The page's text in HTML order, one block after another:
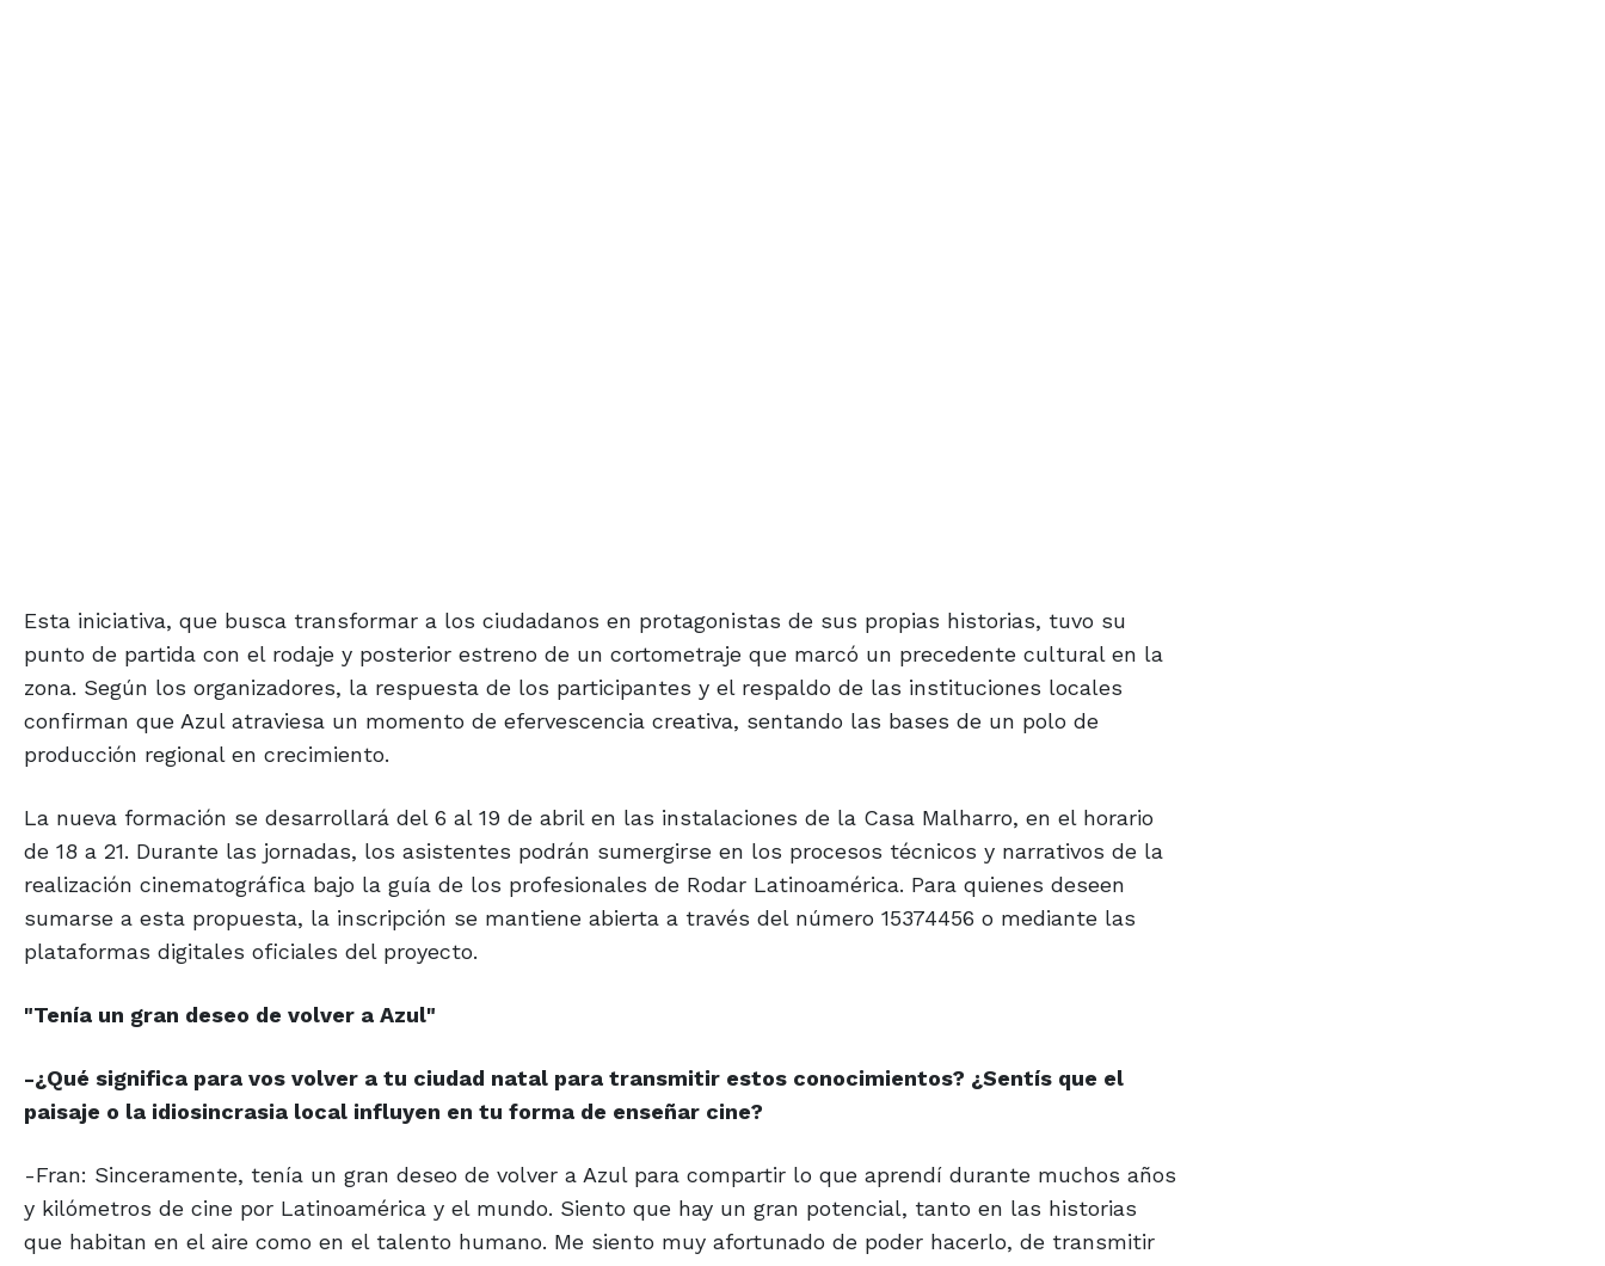
Esta iniciativa, que busca transformar a los ciudadanos en protagonistas de sus propias historias, tuvo su
punto de partida con el rodaje y posterior estreno de un cortometraje que marcó un precedente cultural en la
zona. Según los organizadores, la respuesta de los participantes y el respaldo de las instituciones locales
confirman que Azul atraviesa un momento de efervescencia creativa, sentando las bases de un polo de
producción regional en crecimiento.
La nueva formación se desarrollará del 6 al 19 de abril en las instalaciones de la Casa Malharro, en el horario
de 18 a 21. Durante las jornadas, los asistentes podrán sumergirse en los procesos técnicos y narrativos de la
realización cinematográfica bajo la guía de los profesionales de Rodar Latinoamérica. Para quienes deseen
sumarse a esta propuesta, la inscripción se mantiene abierta a través del número 15374456 o mediante las
plataformas digitales oficiales del proyecto.
"Tenía un gran deseo de volver a Azul"
-¿Qué significa para vos volver a tu ciudad natal para transmitir estos conocimientos? ¿Sentís que el
paisaje o la idiosincrasia local influyen en tu forma de enseñar cine?
-Fran: Sinceramente, tenía un gran deseo de volver a Azul para compartir lo que aprendí durante muchos años
y kilómetros de cine por Latinoamérica y el mundo. Siento que hay un gran potencial, tanto en las historias
que habitan en el aire como en el talento humano. Me siento muy afortunado de poder hacerlo, de transmitir